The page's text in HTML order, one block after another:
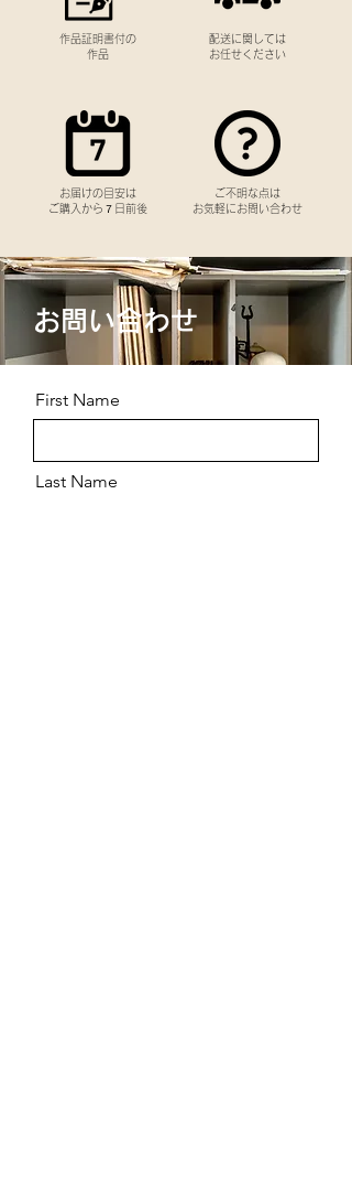
作品証明書付の
作品
お届けの目安は
ご購入から７日前後
配送に関しては
お任せください
​ご不明な点は
お気軽にお問い合わせ
お問い合わせ
First Name
Last Name